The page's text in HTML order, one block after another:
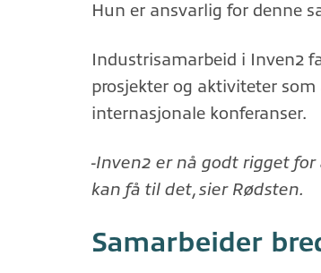
Hun er ansvarlig for denne
Industrisamarbeid i Inven2
prosjekter og aktiviteter
internasjonale konferanser.
-Inven2 er nå godt rigget
kan få til det,sier Rødsten.
Samarbeider